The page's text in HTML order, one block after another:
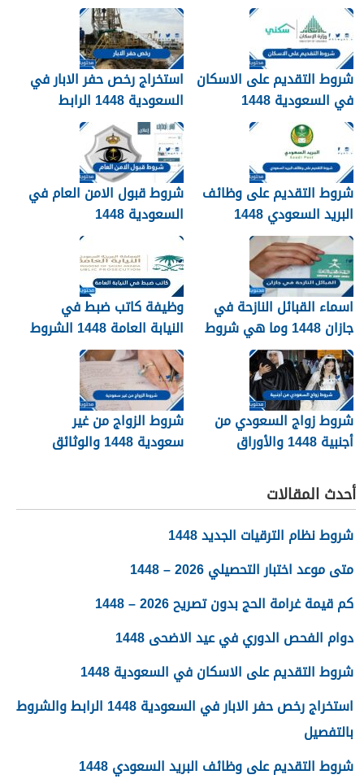
شروط التقديم على الاسكان
في السعودية 1448
استخراج رخص حفر الابار في
السعودية 1448 الرابط
والشروط بالتفصيل
شروط التقديم على وظائف
البريد السعودي 1448
شروط قبول الامن العام في
السعودية 1448
اسماء القبائل النازحة في
جازان 1448 وما هي شروط
تجنيسها
وظيفة كاتب ضبط في
النيابة العامة 1448 الشروط
وطريقة التقديم
شروط زواج السعودي من
أجنبية 1448 والأوراق
شروط الزواج من غير
سعودية 1448 والوثائق
أحدث المقالات
شروط نظام الترقيات الجديد 1448
متى موعد اختبار التحصيلي 2026 – 1448
كم قيمة غرامة الحج بدون تصريح 2026 – 1448
دوام الفحص الدوري في عيد الاضحى 1448
شروط التقديم على الاسكان في السعودية 1448
استخراج رخص حفر الابار في السعودية 1448 الرابط والشروط
بالتفصيل
شروط التقديم على وظائف البريد السعودي 1448